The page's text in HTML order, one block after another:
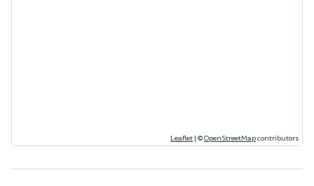
Leaflet | ©OpenStreetMapcontributors